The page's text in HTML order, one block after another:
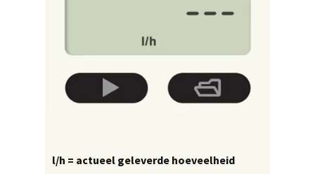
l/h = actueel geleverde hoeveelheid